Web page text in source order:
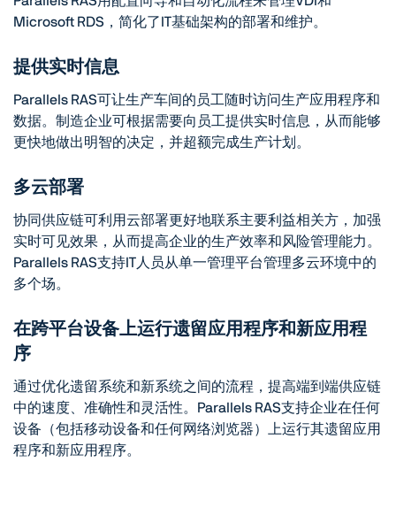
Microsoft RDS，简化了IT基础架构的部署和维护。
提供实时信息
Parallels RAS可让生产车间的员工随时访问生产应用程序和
数据。制造企业可根据需要向员工提供实时信息，从而能够
更快地做出明智的决定，并超额完成生产计划。
多云部署
协同供应链可利用云部署更好地联系主要利益相关方，加强
实时可见效果，从而提高企业的生产效率和风险管理能力。
Parallels RAS支持IT人员从单一管理平台管理多云环境中的
多个场。
在跨平台设备上运行遗留应用程序和新应用程
序
通过优化遗留系统和新系统之间的流程，提高端到端供应链
中的速度、准确性和灵活性。Parallels RAS支持企业在任何
设备（包括移动设备和任何网络浏览器）上运行其遗留应用
程序和新应用程序。